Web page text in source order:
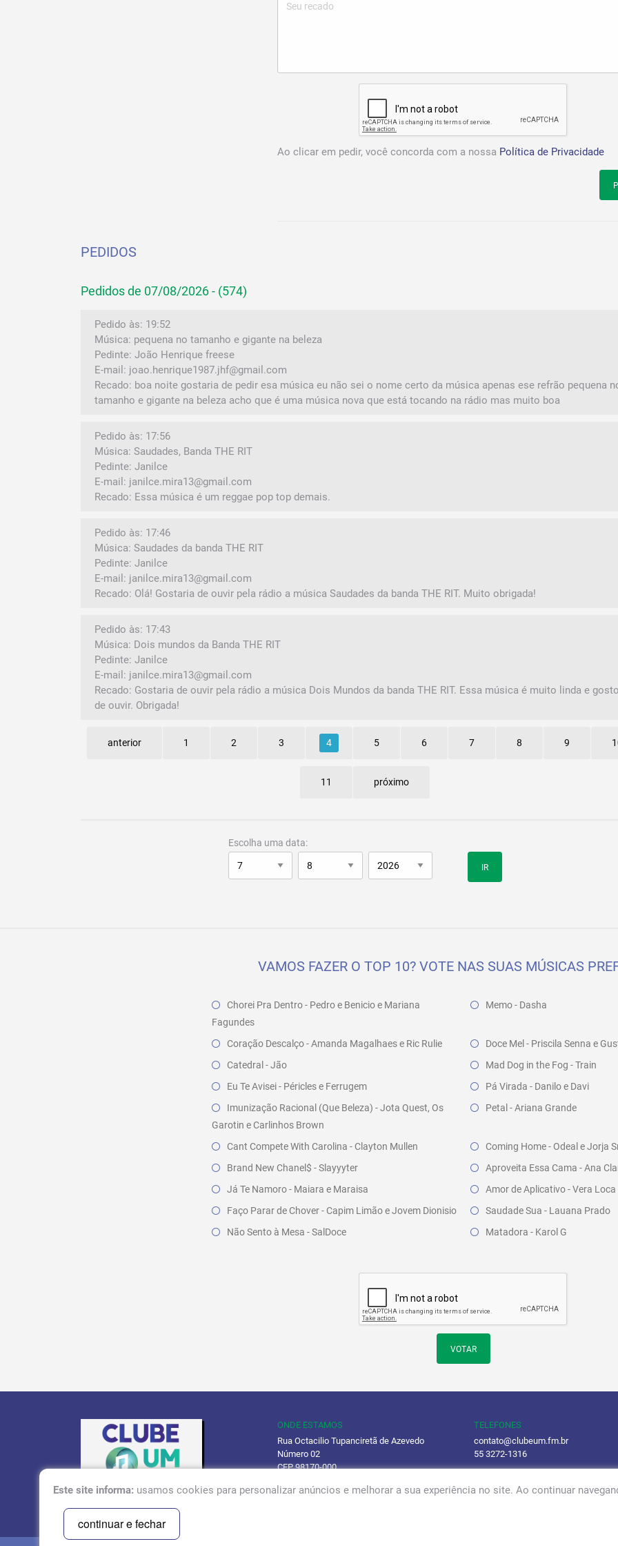
Ao clicar em pedir, você concorda com a nossa Política de Privacidade
PEDIDOS
Pedidos de 07/08/2026 - (574)
Pedido às: 19:52
Música: pequena no tamanho e gigante na beleza
Pedinte: João Henrique freese
E-mail: joao.henrique1987.jhf@gmail.com
Recado: boa noite gostaria de pedir esa música eu não sei o nome certo da música apenas ese refrão pequena
tamanho e gigante na beleza acho que é uma música nova que está tocando na rádio mas muito boa
Pedido às: 17:56
Música: Saudades, Banda THE RIT
Pedinte: Janilce
E-mail: janilce.mira13@gmail.com
Recado: Essa música é um reggae pop top demais.
Pedido às: 17:46
Música: Saudades da banda THE RIT
Pedinte: Janilce
E-mail: janilce.mira13@gmail.com
Recado: Olá! Gostaria de ouvir pela rádio a música Saudades da banda THE RIT. Muito obrigada!
Pedido às: 17:43
Música: Dois mundos da Banda THE RIT
Pedinte: Janilce
E-mail: janilce.mira13@gmail.com
Recado: Gostaria de ouvir pela rádio a música Dois Mundos da banda THE RIT. Essa música é muito linda e
de ouvir. Obrigada!
anterior 1 2 3 4 5 6 7 8 9
11 próximo
Escolha uma data:
IR
VAMOS FAZER O TOP 10? VOTE NAS SUAS MÚSICAS
Chorei Pra Dentro - Pedro e Benicio e Mariana
Fagundes
Memo - Dasha
Coração Descalço - Amanda Magalhaes e Ric Rulie
Doce Mel - Priscila Senna e
Catedral - Jão
Mad Dog in the Fog - Train
Eu Te Avisei - Péricles e Ferrugem
Pá Virada - Danilo e Davi
Imunização Racional (Que Beleza) - Jota Quest, Os
Garotin e Carlinhos Brown
Petal - Ariana Grande
Cant Compete With Carolina - Clayton Mullen
Coming Home - Odeal e Jorja
Brand New Chanel$ - Slayyyter
Aproveita Essa Cama - Ana
Já Te Namoro - Maiara e Maraisa
Amor de Aplicativo - Vera
Faço Parar de Chover - Capim Limão e Jovem Dionisio
Saudade Sua - Lauana Prado
Não Sento à Mesa - SalDoce
Matadora - Karol G
VOTAR
ONDE ESTAMOS
Rua Octacilio Tupanciretã de Azevedo
Número 02
CEP 98170-000
Política de Privacidade
TELEFONES
contato@clubeum.fm.br
55 3272-1316
Este site informa: usamos cookies para personalizar anúncios e melhorar a sua experiência no site. Ao continuar
continuar e fechar